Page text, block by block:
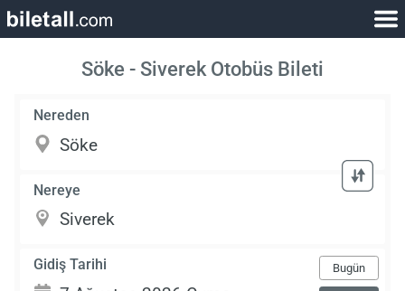
Söke - Siverek Otobüs Bileti
Nereden
Nereye
Gidiş Tarihi Bugün